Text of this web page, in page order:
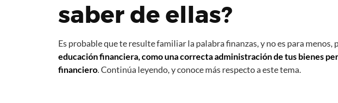
saber de ellas?
Es probable que te resulte familiar la palabra finanzas, y no es para
educación financiera, como una correcta administración de tus bienes
financiero. Continúa leyendo, y conoce más respecto a este tema.